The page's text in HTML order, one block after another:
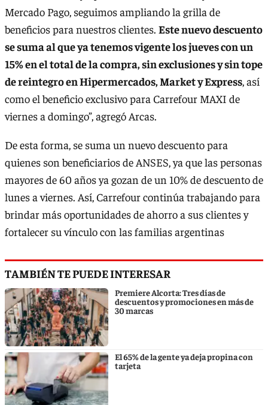
Mercado Pago, seguimos ampliando la grilla de
beneficios para nuestros clientes. Este nuevo descuento
se suma al que ya tenemos vigente los jueves con un
15% en el total de la compra, sin exclusiones y sin tope
de reintegro en Hipermercados, Market y Express, así
como el beneficio exclusivo para Carrefour MAXI de
viernes a domingo”, agregó Arcas.
De esta forma, se suma un nuevo descuento para
quienes son beneficiarios de ANSES, ya que las personas
mayores de 60 años ya gozan de un 10% de descuento de
lunes a viernes. Así, Carrefour continúa trabajando para
brindar más oportunidades de ahorro a sus clientes y
fortalecer su vínculo con las familias argentinas
TAMBIÉN TE PUEDE INTERESAR
Premiere Alcorta: Tres días de
descuentos y promociones en más de
30 marcas
El 65% de la gente ya deja propina con
tarjeta